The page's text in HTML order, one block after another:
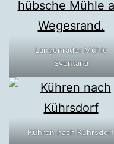
Langenrader Mühle
Sventana
Kühren nach Kührsdorf